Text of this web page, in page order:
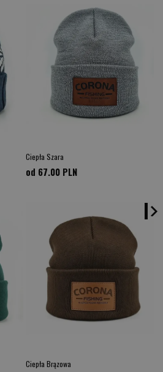
Ciepła Szara
od 67.00 PLN
Ciepła Brązowa